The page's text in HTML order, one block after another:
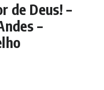
de Deus! –
–